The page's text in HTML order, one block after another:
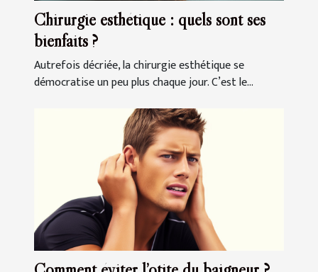
Chirurgie esthétique : quels sont ses
bienfaits ?
Autrefois décriée, la chirurgie esthétique se
démocratise un peu plus chaque jour. C’est le...